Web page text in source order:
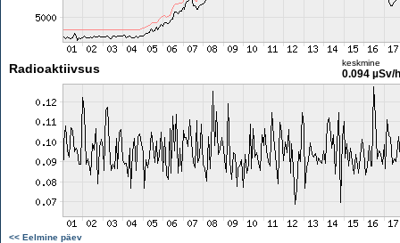
Radioaktiivsus keskmine
0.094 µSv/h
<< Eelmine päev